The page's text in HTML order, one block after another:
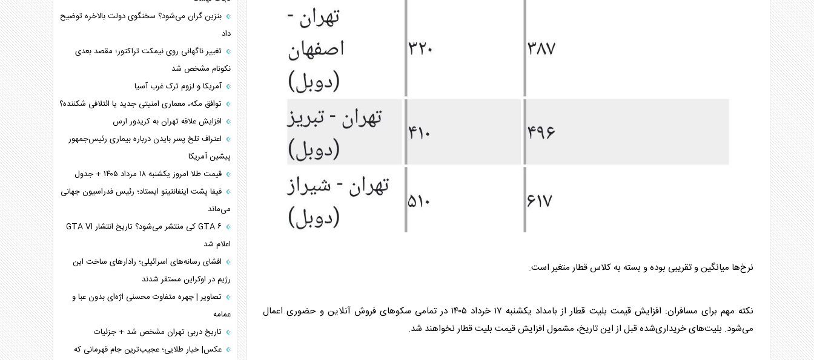
نرخ‌ها میانگین و تقریبی بوده و بسته به کلاس قطار متغیر است.
نکته مهم برای مسافران: افزایش قیمت بلیت قطار
از بامداد یکشنبه ۱۷ خرداد ۱۴۰۵ در تمامی سکو‌های فروش آنلاین و حضوری اعمال
می‌شود. بلیت‌های خریداری‌شده قبل از این تاریخ، مشمول افزایش قیمت بلیت قطارنخواهند شد.
بنزین گران می‌شود؟ سخنگوی دولت بالاخره توضیح
داد
تغییر ناگهانی روی نیمکت تراکتور؛ مقصد بعدی
نکونام مشخص شد
آمریکا و لزوم ترک غرب آسیا
توافق مکه، معماری امنیتی جدید یا ائتلافی شکننده؟
افزایش علاقه تهران به کریدور ارس
اعتراف تلخ پسر بایدن درباره بیماری رئیس‌جمهور
پیشین آمریکا
قیمت طلا امروز یکشنبه ۱۸ مرداد ۱۴۰۵ + جدول
فیفا پشت اینفانتینو ایستاد؛ رئیس فدراسیون جهانی
می‌ماند
GTA ۶ کی منتشر می‌شود؟ تاریخ انتشار GTA VI
اعلام شد
افشای رسانه‌های اسرائیلی؛ رادارهای ساخت این
رژیم در اوکراین مستقر شدند
تصاویر | چهره متفاوت محسنی اژه‌ای بدون عبا و
عمامه
تاریخ دربی تهران مشخص شد + جزئیات
عکس| خیار طلایی؛ عجیب‌ترین جام قهرمانی که